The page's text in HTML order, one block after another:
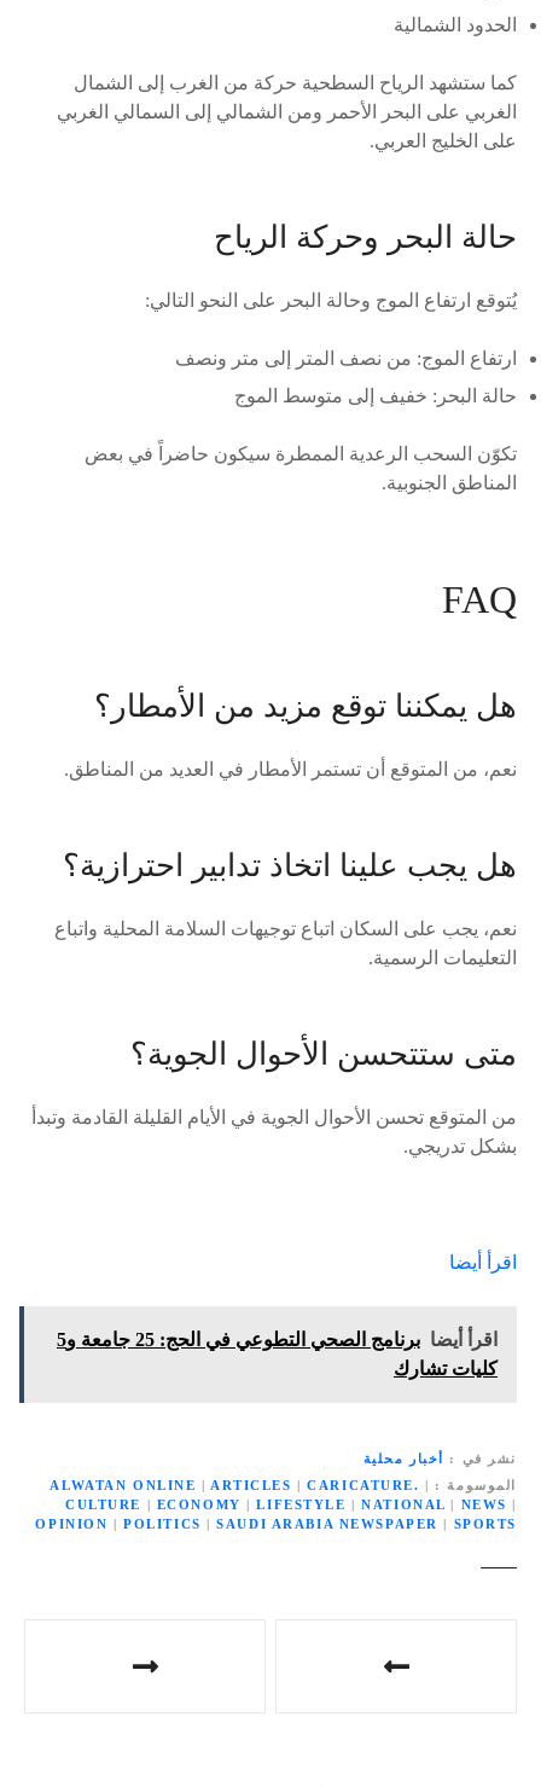
الحدود الشمالية
كما ستشهد الرياح السطحية حركة من الغرب إلى الشمال
الغربي على البحر الأحمر ومن الشمالي إلى السمالي الغربي
على الخليج العربي.
حالة البحر وحركة الرياح
يُتوقع ارتفاع الموج وحالة البحر على النحو التالي:
ارتفاع الموج: من نصف المتر إلى متر ونصف
حالة البحر: خفيف إلى متوسط الموج
تكوّن السحب الرعدية الممطرة سيكون حاضراً في بعض
المناطق الجنوبية.
FAQ
هل يمكننا توقع مزيد من الأمطار؟
نعم، من المتوقع أن تستمر الأمطار في العديد من المناطق.
هل يجب علينا اتخاذ تدابير احترازية؟
نعم، يجب على السكان اتباع توجيهات السلامة المحلية واتباع
التعليمات الرسمية.
متى ستتحسن الأحوال الجوية؟
من المتوقع تحسن الأحوال الجوية في الأيام القليلة القادمة وتبدأ
بشكل تدريجي.
اقرأ أيضا
اقرأ أيضا
برنامج الصحي التطوعي في الحج: 25 جامعة و5
كليات تشارك
نشر في
أخبار محلية
الموسومة
ALWATAN ONLINE | ARTICLES |CARICATURE. |
CULTURE
| ECONOMY |LIFESTYLE |NATIONAL | NEWS |
OPINION |POLITICS |SAUDI ARABIA NEWSPAPER | SPORTS